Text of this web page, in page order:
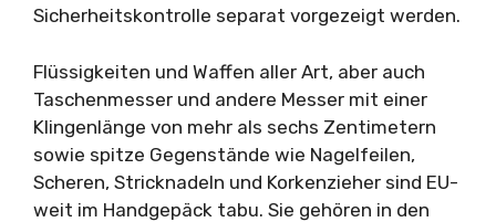
Sicherheitskontrolle separat vorgezeigt werden.
Flüssigkeiten und Waffen aller Art, aber auch
Taschenmesser und andere Messer mit einer
Klingenlänge von mehr als sechs Zentimetern
sowie spitze Gegenstände wie Nagelfeilen,
Scheren, Stricknadeln und Korkenzieher sind EU-
weit im Handgepäck tabu. Sie gehören in den